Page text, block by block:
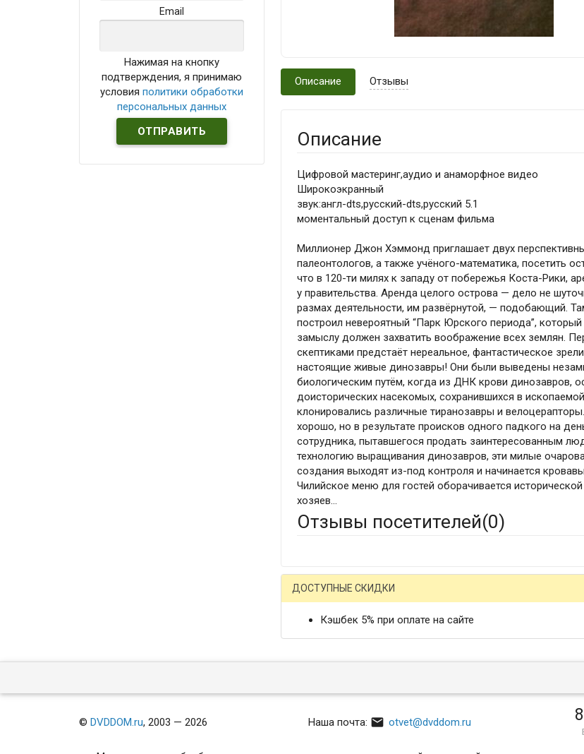
Email
Нажимая на кнопку
подтверждения, я принимаю
условияполитики обработки
персональных данных
Описание Отзывы
Описание
Цифровой мастеринг,аудио и анаморфное видео
Широкоэкранный
звук:англ-dts,русский-dts,русский 5.1
моментальный доступ к сценам фильма
Миллионер Джон Хэммонд приглашает двух
палеонтологов, а также учёного-математика, посетить
что в 120-ти милях к западу от побережья Коста-Рики,
у правительства. Аренда целого острова — дело не
размах деятельности, им развёрнутой, — подобающий.
построил невероятный “Парк Юрского периода”, который
замыслу должен захватить воображение всех землян.
скептиками предстаёт нереальное, фантастическое
настоящие живые динозавры! Они были выведены
биологическим путём, когда из ДНК крови динозавров,
доисторических насекомых, сохранившихся в
клонировались различные тиранозавры и
хорошо, но в результате происков одного падкого на
сотрудника, пытавшегося продать заинтересованным
технологию выращивания динозавров, эти милые
создания выходят из-под контроля и начинается
Чилийское меню для гостей оборачивается
хозяев...
Отзывы посетителей(0)
ДОСТУПНЫЕ СКИДКИ
Кэшбек 5% при оплате на сайте
©DVDDOM.ru, 2003 — 2026 Наша почта:  otvet@dvddom.ru